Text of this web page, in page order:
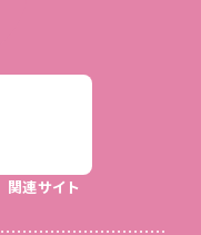
関連サイト